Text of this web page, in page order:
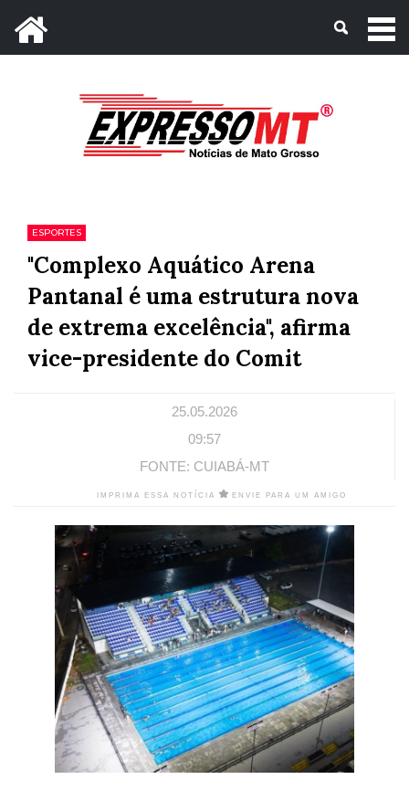
Mato Grosso, 09 de Agosto de 2026
ESPORTES
"Complexo Aquático Arena
Pantanal é uma estrutura nova
de extrema excelência", afirma
vice-presidente do Comit
25.05.2026
09:57
FONTE: CUIABÁ-MT
IMPRIMA ESSA NOTÍCIA ENVIE PARA UM AMIGO